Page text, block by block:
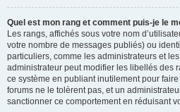
Quel est mon rang et comment puis-je le
Les rangs, affichés sous votre nom
votre nombre de messages publiés) ou
particuliers, comme les administrateurs et
administrateur peut modifier les libellés des
ce système en publiant inutilement pour
forums ne le tolèrent pas, et un
sanctionner ce comportement en réduisant